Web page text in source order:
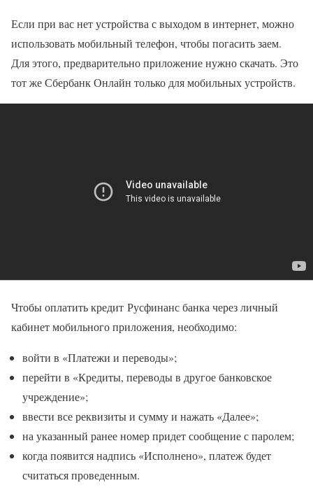
Если при вас нет устройства с выходом в интернет, можно
использовать мобильный телефон, чтобы погасить заем.
Для этого, предварительно приложение нужно скачать. Это
тот же Сбербанк Онлайн только для мобильных устройств.
Чтобы оплатить кредит Русфинанс банка через личный
кабинет мобильного приложения, необходимо:
войти в «Платежи и переводы»;
перейти в «Кредиты, переводы в другое банковское
учреждение»;
ввести все реквизиты и сумму и нажать «Далее»;
на указанный ранее номер придет сообщение с паролем;
когда появится надпись «Исполнено», платеж будет
считаться проведенным.